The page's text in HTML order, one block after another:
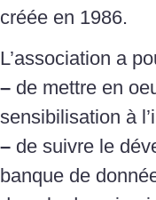
créée en 1986.
L’association a
– de mettre en
sensibilisation à
– de suivre le
banque de